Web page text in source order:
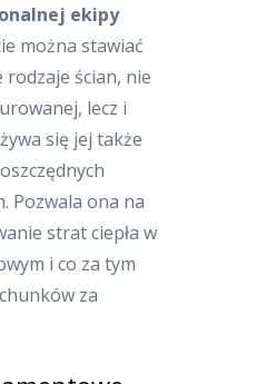
ekipy
można stawiać
ścian, nie
lecz i
się jej także
Pozwala ona na
strat ciepła w
i co za tym
za